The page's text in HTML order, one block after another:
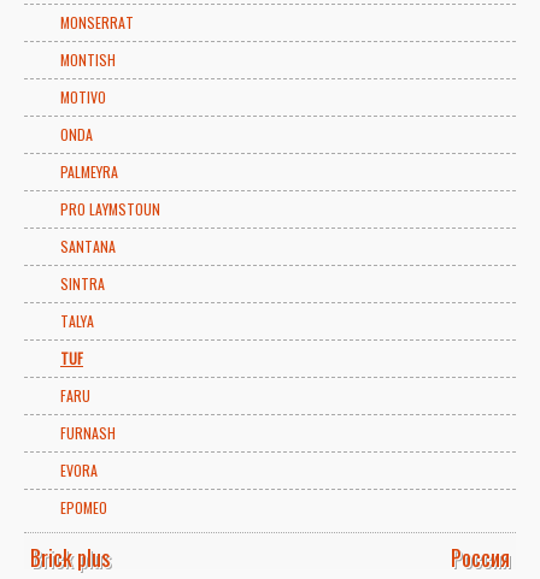
MONSERRAT
MONTISH
MOTIVO
ONDA
PALMEYRA
PRO LAYMSTOUN
SANTANA
SINTRA
TALYA
TUF
FARU
FURNASH
EVORA
EPOMEO
Brick plus Россия